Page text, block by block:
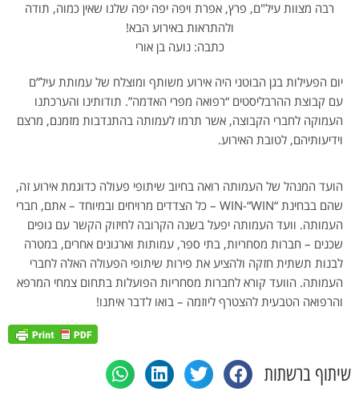
רבה מצוות עיל"ם, פרץ, אפרת ויפה יפה יפה שלנו שאין כמוה, תודה
ולהתראות באירוע הבא!
כתבה: נועה בן אורי
יום הפעילות בגן הבוטני היה אירוע משותף ומוצלח של עמותת עיל”ם
עם קבוצת ההרבליסטים “רפואה מפרי האדמה”. תודותינו והערכתנו
העמוקה לחברי הקבוצה, אשר תרמו לעמותה בהתנדבות מזמנם, מרצם
וידיעותיהם, לטובת האירוע.
הועד המנהל של העמותה רואה בחיוב שיתופי פעולה כדוגמת אירוע זה,
שהם בבחינת “WIN-“WIN – כל הצדדים מרויחים ובמיוחד – אתם, חברי
העמותה. וועד העמותה יפעל בשנה הקרובה לחיזוק הקשר עם גופים
שכנים – חברות מסחריות, בתי ספר, עמותות וארגונים אחרים, במטרה
לבנות תשתית חזקה ולהציע את פירות שיתופי הפעולה האלה לחברי
העמותה. הוועד קורא לחברות מסחריות הפועלות בתחום צמחי המרפא
והרפואה הטבעית להצטרף ליוזמה – בואו לדבר איתנו!
שיתוף ברשתות